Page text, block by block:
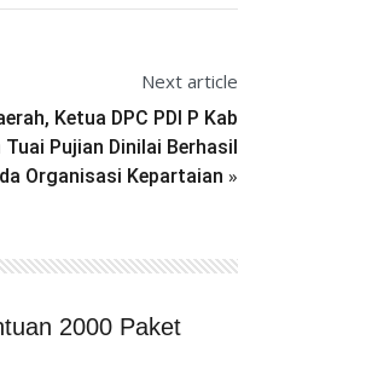
Next article
Ketua DPC PDI P Kab
Tuai Pujian Dinilai Berhasil
Organisasi Kepartaian »
2000 Paket